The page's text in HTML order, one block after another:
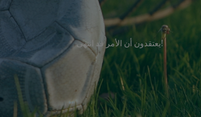
!يعتقدون أن الأمر قد انتهى